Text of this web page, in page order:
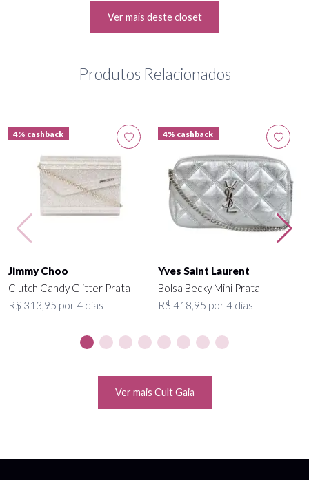
Ver mais deste closet
Produtos Relacionados
4% cashback
Jimmy Choo
Clutch Candy Glitter Prata
R$ 313,95 por 4 dias
4% cashback
Yves Saint Laurent
Bolsa Becky Mini Prata
R$ 418,95 por 4 dias
Ver mais Cult Gaia